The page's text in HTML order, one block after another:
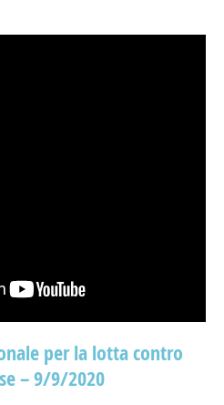
per la lotta contro
– 9/9/2020